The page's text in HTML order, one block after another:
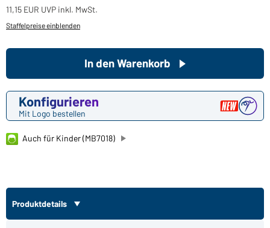
11,15 EUR UVP inkl. MwSt.
Staffelpreise einblenden
Konfigurieren
Mit Logo bestellen
In den Warenkorb
Auch für Kinder (MB7018)
Produktdetails